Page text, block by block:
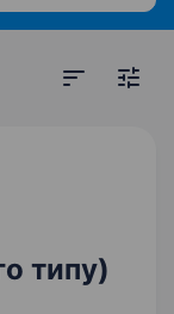
типу)